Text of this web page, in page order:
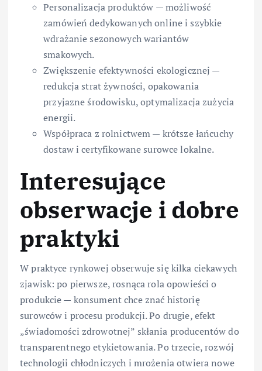
Personalizacja produktów — możliwość
zamówień dedykowanych online i szybkie
wdrażanie sezonowych wariantów
smakowych.
Zwiększenie efektywności ekologicznej —
redukcja strat żywności, opakowania
przyjazne środowisku, optymalizacja zużycia
energii.
Współpraca z rolnictwem — krótsze łańcuchy
dostaw i certyfikowane surowce lokalne.
Interesujące
obserwacje i dobre
praktyki
W praktyce rynkowej obserwuje się kilka ciekawych
zjawisk: po pierwsze, rosnąca rola opowieści o
produkcie — konsument chce znać historię
surowców i procesu produkcji. Po drugie, efekt
„świadomości zdrowotnej” skłania producentów do
transparentnego etykietowania. Po trzecie, rozwój
technologii chłodniczych i mrożenia otwiera nowe